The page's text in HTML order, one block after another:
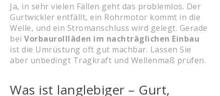
Ja, in sehr vielen Fällen geht das problemlos. Der
Gurtwickler entfällt, ein Rohrmotor kommt in die
Welle, und ein Stromanschluss wird gelegt. Gerade
bei Vorbaurollläden im nachträglichen Einbau
ist die Umrüstung oft gut machbar. Lassen Sie
aber unbedingt Tragkraft und Wellenmaß prüfen.
Was ist langlebiger – Gurt,